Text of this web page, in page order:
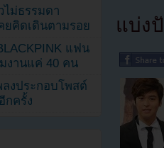
แบ่ง
ไม่ธรรมดา
ยคิดเดินตามรอย
แฟน
งานแค่ 40 คน
งประกอบโพสต์
กครั้ง